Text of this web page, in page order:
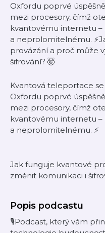
Oxfordu poprvé
mezi procesory, čímž
kvantovému internetu
a neprolomitelnému.
provázání a proč může
šifrování? 🤯
Kvantová teleportace
Oxfordu poprvé
mezi procesory, čímž
kvantovému internetu
a neprolomitelnému. ⚡
Jak funguje kvantové
změnit komunikaci i
Popis podcastu
🎙️Podcast, který vám